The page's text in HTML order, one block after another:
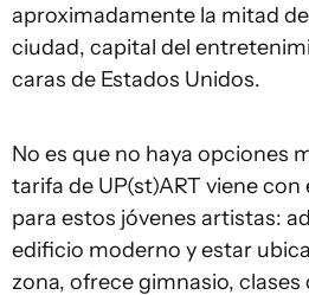
aproximadamente la mitad
ciudad, capital del
caras de Estados Unidos.
No es que no haya opciones
tarifa de UP(st)ART viene
para estos jóvenes artistas:
edificio moderno y estar
zona, ofrece gimnasio, clases